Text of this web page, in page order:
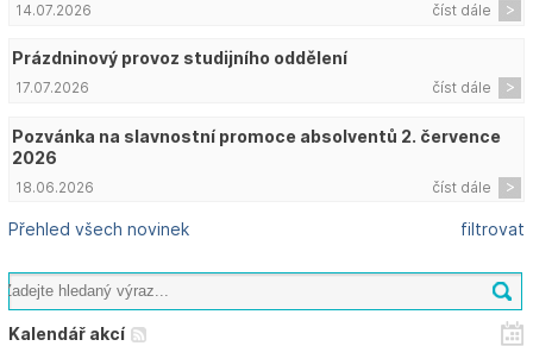
číst dále
14.07.2026
Prázdninový provoz studijního oddělení
číst dále
17.07.2026
Pozvánka na slavnostní promoce absolventů 2. července
2026
číst dále
18.06.2026
Přehled všech novinek filtrovat
Kalendář akcí